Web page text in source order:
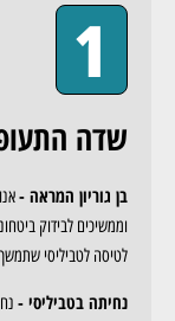
1
שדה
בן גוריון המראה -
וממשיכים לבידוק
לטיסה לטביליסי שתמשך
נחיתה בטביליסי -